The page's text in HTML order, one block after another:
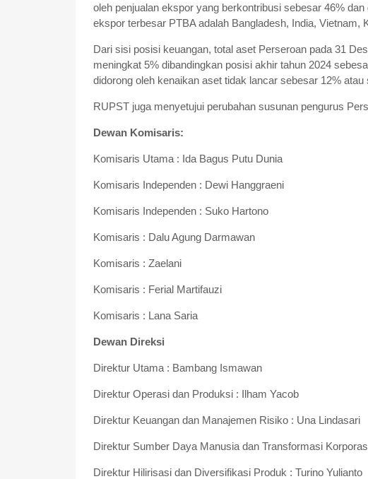
oleh penjualan ekspor yang berkontribusi sebesar 46%
ekspor terbesar PTBA adalah Bangladesh, India, Vietnam,
Dari sisi posisi keuangan, total aset Perseroan pada 31
meningkat 5% dibandingkan posisi akhir tahun 2024
didorong oleh kenaikan aset tidak lancar sebesar 12% atau
RUPST juga menyetujui perubahan susunan pengurus
Dewan Komisaris:
Komisaris Utama : Ida Bagus Putu Dunia
Komisaris Independen : Dewi Hanggraeni
Komisaris Independen : Suko Hartono
Komisaris : Dalu Agung Darmawan
Komisaris : Zaelani
Komisaris : Ferial Martifauzi
Komisaris : Lana Saria
Dewan Direksi
Direktur Utama : Bambang Ismawan
Direktur Operasi dan Produksi : Ilham Yacob
Direktur Keuangan dan Manajemen Risiko : Una Lindasari
Direktur Sumber Daya Manusia dan Transformasi
Direktur Hilirisasi dan Diversifikasi Produk : Turino Yulianto